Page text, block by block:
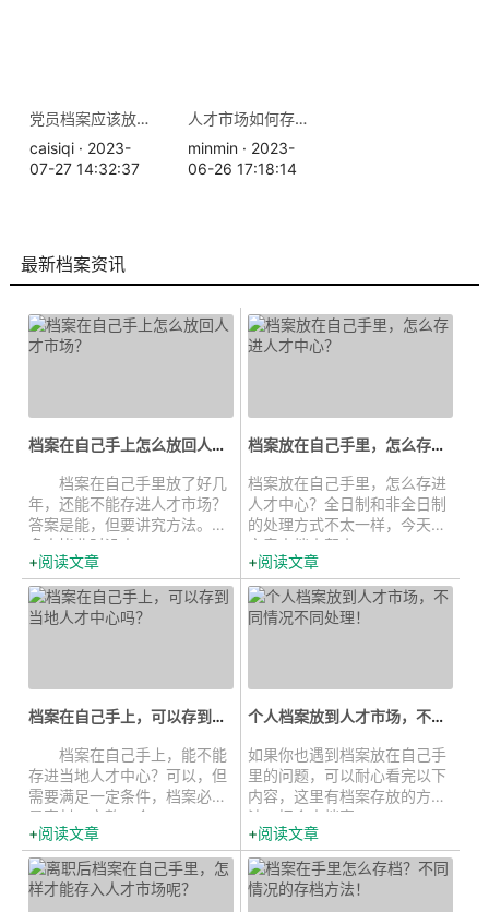
党员档案应该放在哪里，需要什么手续
caisiqi · 2023-
07-27 14:32:37
人才市场如何存放档案？
minmin · 2023-
06-26 17:18:14
最新档案资讯
档案在自己手上怎么放回人才市场...
档案在自己手里放了好几
年，还能不能存进人才市场？
答案是能，但要讲究方法。很
多人毕业时没太...
阅读文章
档案放在自己手里，怎么存进人才中...
档案放在自己手里，怎么存进
人才中心？全日制和非全日制
的处理方式不太一样，今天的
文章中档来帮小...
阅读文章
档案在自己手上，可以存到当地人才...
档案在自己手上，能不能
存进当地人才中心？可以，但
需要满足一定条件，档案必须
是密封、完整、合...
阅读文章
个人档案放到人才市场，不同情况不...
如果你也遇到档案放在自己手
里的问题，可以耐心看完以下
内容，这里有档案存放的方
法。把个人档案...
阅读文章